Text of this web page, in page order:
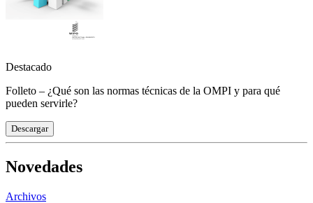
Destacado
Folleto – ¿Qué son las normas técnicas de la OMPI y para qué
pueden servirle?
Descargar
Novedades
Archivos